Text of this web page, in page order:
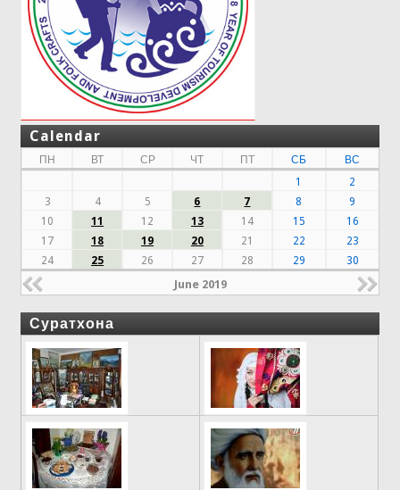
Calendar
ПН ВТ СР ЧТ ПТ СБ
ВС
1
2
3
4 5 6 7 8
9
10
11 12 13 14 15
16
17
18 19 20 21 22
23
24
25 26 27 28 29 30
June 2019
Суратхона